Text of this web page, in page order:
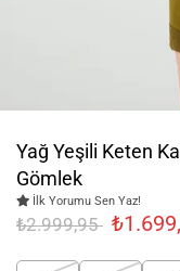
Yağ Yeşili Keten
Gömlek
İlk Yorumu Sen Yaz!
₺2.999,95